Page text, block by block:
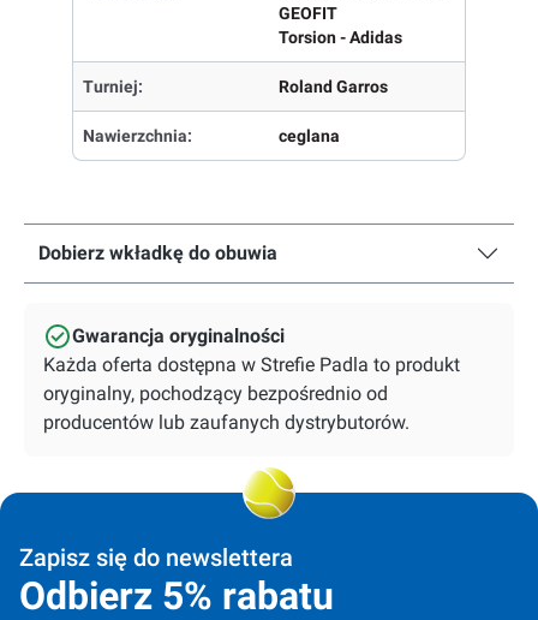
GEOFIT
Torsion - Adidas
Turniej: Roland Garros
Nawierzchnia: ceglana
Dobierz wkładkę do obuwia
Gwarancja oryginalności
Każda oferta dostępna w Strefie Padla to produkt
oryginalny, pochodzący bezpośrednio od
producentów lub zaufanych dystrybutorów.
Zapisz się do newslettera
Odbierz 5% rabatu